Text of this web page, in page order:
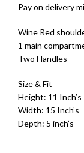
Pay on delivery
Wine Red
1 main
Two Handles
Size & Fit
Height: 11 Inch’s
Width: 15 Inch’s
Depth: 5 inch’s